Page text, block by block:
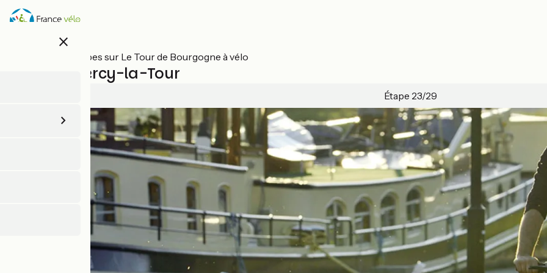
Aller
au
close
Toutes les étapes sur Le Tour de Bourgogne à vélo
Decize / Cercy-la-Tour
Étape 23/29